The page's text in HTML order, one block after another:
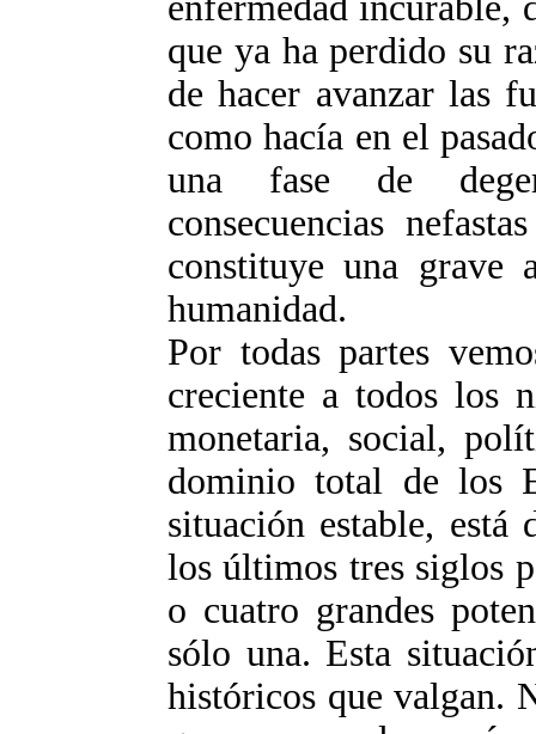
que ya ha perdido su
de hacer avanzar las
como hacía en el
una fase de
consecuencias
constituye una grave
humanidad.
Por todas partes
creciente a todos los
monetaria, social,
dominio total de los
situación estable, está
los últimos tres siglos
o cuatro grandes
sólo una. Esta
históricos que valgan.